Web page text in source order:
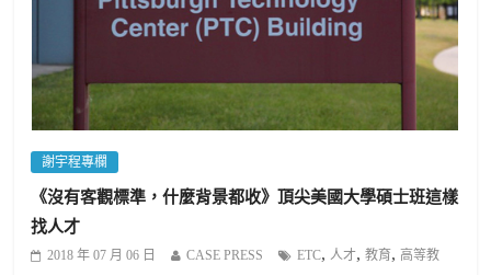
謝宇程專欄
《沒有客觀標準，什麼背景都收》頂尖美國大學碩士班這樣
找人才
2018 年 07 月 06 日 CASE PRESS ETC, 人才,教育,高等教